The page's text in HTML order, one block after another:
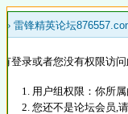
» 雷锋精英论坛
登录或者您没有权限访
用户组权限：你所
您还不是论坛会员,